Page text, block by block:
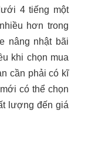
4 tiếng một
hơn trong
nâng nhật bãi
khi chọn mua
cần phải có kĩ
có thể chọn
lượng đến giá